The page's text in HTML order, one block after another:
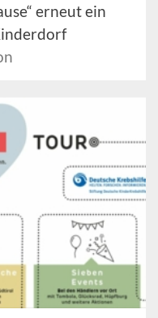
erneut ein